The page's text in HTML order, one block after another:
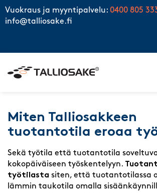
Skip to content
Vuokraus ja myyntipalvelu: 0400 805
info@talliosake.fi
Miten Talliosakkeen
tuotantotila eroaa
Sekä työtila että tuotantotila
kokopäiväiseen työskentelyyn.
työtilasta siten, että tuotantotilassa
lämmin taukotila omalla